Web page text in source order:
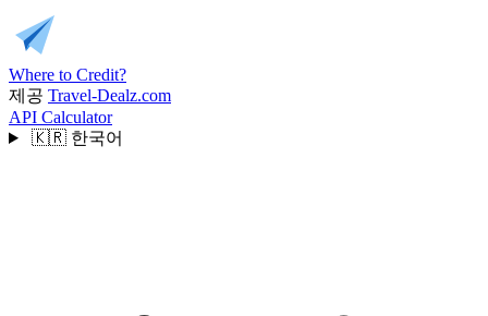
Where to Credit?
제공 Travel-Dealz.com
API Calculator
🇰🇷 한국어